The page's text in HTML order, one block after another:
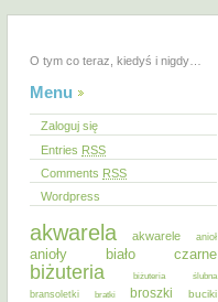
O tym co teraz, kiedyś i nigdy…
Menu
Zaloguj się
Entries RSS
Comments RSS
Wordpress
akwarela akwarele anioł
anioły biało czarne
biżuteria
biżuteria ślubna
bransoletki
bratki broszki buciki